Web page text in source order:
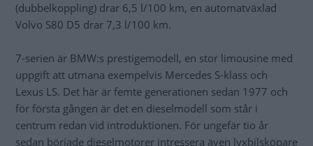
(dubbelkoppling) drar 6,5 l/100 km, en automatväxlad
Volvo S80 D5 drar 7,3 l/100 km.
7-serien är BMW:s prestigemodell, en stor limousine med
uppgift att utmana exempelvis Mercedes S-klass och
Lexus LS. Det här är femte generationen sedan 1977 och
för första gången är det en dieselmodell som står i
centrum redan vid introduktionen. För ungefär tio år
sedan började dieselmotorer intressera även lyxbilsköpare